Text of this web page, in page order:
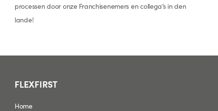
processen door onze Franchisenemers en collega’s in den
lande!
FLEXFIRST
Home